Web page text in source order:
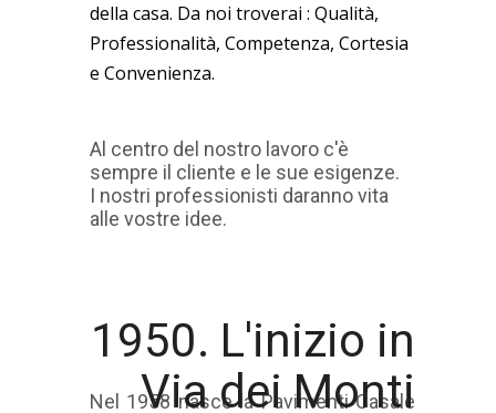
della casa. Da noi troverai : Qualità,
Professionalità, Competenza, Cortesia
e Convenienza.
Al centro del nostro lavoro c'è
sempre il cliente e le sue esigenze.
I nostri professionisti daranno vita
alle vostre idee.
1950. L'inizio in
Via dei Monti
Nel 1958 nasce la Pavimenti Casale